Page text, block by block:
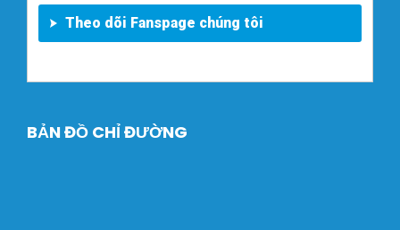
Theo dõi Fanspage chúng tôi
BẢN ĐỒ CHỈ ĐƯỜNG